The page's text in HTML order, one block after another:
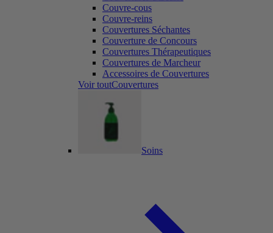
Couvre-cous
Couvre-reins
Couvertures Séchantes
Couverture de Concours
Couvertures Thérapeutiques
Couvertures de Marcheur
Accessoires de Couvertures
Voir toutCouvertures
Soins